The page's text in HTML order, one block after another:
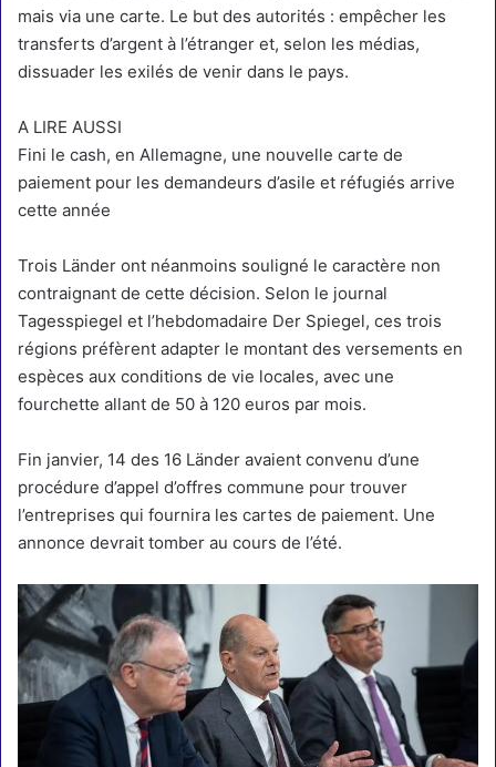
mais via une carte. Le but des autorités : empêcher les
transferts d’argent à l’étranger et, selon les médias,
dissuader les exilés de venir dans le pays.
A LIRE AUSSI
Fini le cash, en Allemagne, une nouvelle carte de
paiement pour les demandeurs d’asile et réfugiés arrive
cette année
Trois Länder ont néanmoins souligné le caractère non
contraignant de cette décision. Selon le journal
Tagesspiegel et l’hebdomadaire Der Spiegel, ces trois
régions préfèrent adapter le montant des versements en
espèces aux conditions de vie locales, avec une
fourchette allant de 50 à 120 euros par mois.
Fin janvier, 14 des 16 Länder avaient convenu d’une
procédure d’appel d’offres commune pour trouver
l’entreprises qui fournira les cartes de paiement. Une
annonce devrait tomber au cours de l’été.